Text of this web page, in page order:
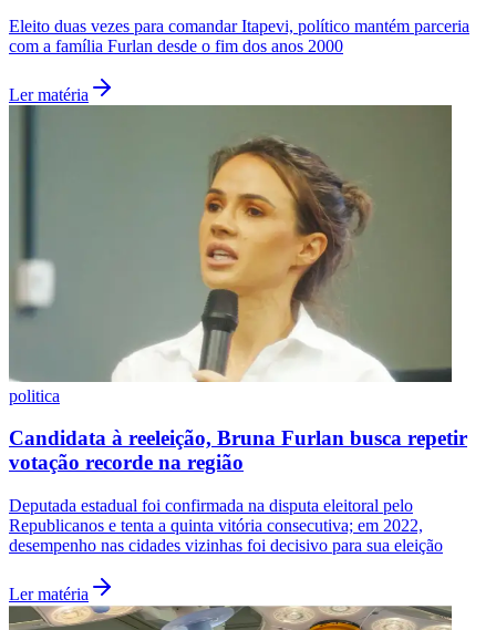
Eleito duas vezes para comandar Itapevi, político mantém parceria
com a família Furlan desde o fim dos anos 2000
Ler matéria
politica
Candidata à reeleição, Bruna Furlan busca repetir
votação recorde na região
Deputada estadual foi confirmada na disputa eleitoral pelo
Republicanos e tenta a quinta vitória consecutiva; em 2022,
desempenho nas cidades vizinhas foi decisivo para sua eleição
Ler matéria